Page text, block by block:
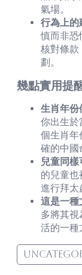
氣場。
行為上的
慎而非恐
核對條款
劃。
幾點實用提
生肖年份
你出生於
個生肖
確的中國
兒童同樣
的兒童
進行拜太
這是一種
多將其
活的一種